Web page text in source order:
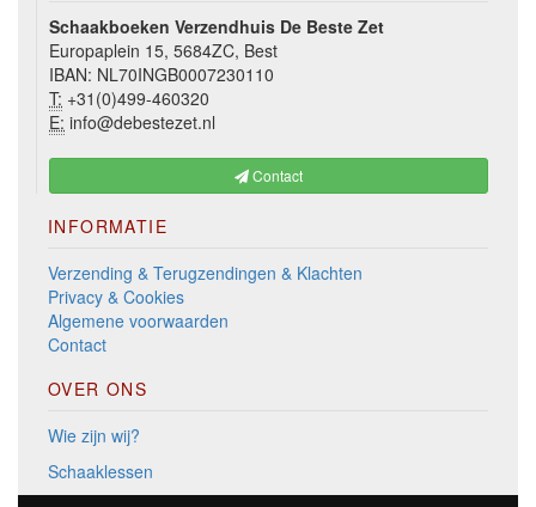
Schaakboeken Verzendhuis De Beste Zet
Europaplein 15, 5684ZC, Best
IBAN: NL70INGB0007230110
T: +31(0)499-460320
E: info@debestezet.nl
Contact
INFORMATIE
Verzending & Terugzendingen & Klachten
Privacy & Cookies
Algemene voorwaarden
Contact
OVER ONS
Wie zijn wij?
Schaaklessen